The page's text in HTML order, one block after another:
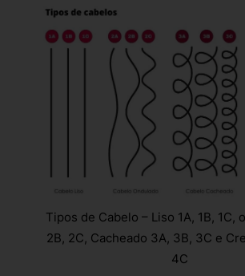
Tipos de Cabelo – Liso 1A, 1B, 1C,
2B, 2C, Cacheado 3A, 3B, 3C e
4C